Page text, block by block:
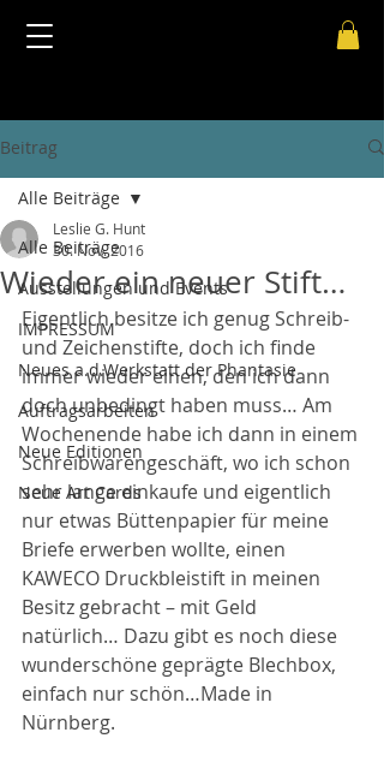
Beitrag
Alle Beiträge
Ausstellungen und Events
IMPRESSUM
Neues a.d.Werkstatt der Phantasie
Auftragsarbeiten
Neue Editionen
Neue Art Cards
Alle Beiträge
Wieder ein neuer Stift…
Leslie G. Hunt
30. Nov. 2016
Eigentlich besitze ich genug Schreib-
und Zeichenstifte, doch ich finde
immer wieder einen, den ich dann
doch unbedingt haben muss… Am
Wochenende habe ich dann in einem
Schreibwarengeschäft, wo ich schon
sehr lange einkaufe und eigentlich
nur etwas Büttenpapier für meine
Briefe erwerben wollte, einen
KAWECO Druckbleistift in meinen
Besitz gebracht – mit Geld
natürlich… Dazu gibt es noch diese
wunderschöne geprägte Blechbox,
einfach nur schön…Made in
Nürnberg.